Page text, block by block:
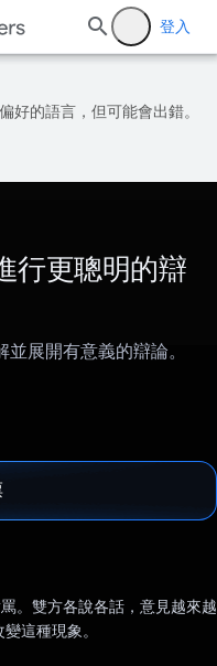
登入
好的語言，但可能會出錯。
行更聰明的辯
展開有意義的辯論。
。雙方各說各話，意見越來越
這種現象。